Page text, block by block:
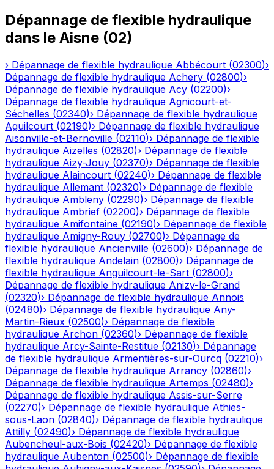
Dépannage de flexible hydraulique
dans le Aisne (02)
› Dépannage de flexible hydraulique Abbécourt (02300)›
Dépannage de flexible hydraulique Achery (02800)›
Dépannage de flexible hydraulique Acy (02200)›
Dépannage de flexible hydraulique Agnicourt-et-
Séchelles (02340)› Dépannage de flexible hydraulique
Aguilcourt (02190)› Dépannage de flexible hydraulique
Aisonville-et-Bernoville (02110)› Dépannage de flexible
hydraulique Aizelles (02820)› Dépannage de flexible
hydraulique Aizy-Jouy (02370)› Dépannage de flexible
hydraulique Alaincourt (02240)› Dépannage de flexible
hydraulique Allemant (02320)› Dépannage de flexible
hydraulique Ambleny (02290)› Dépannage de flexible
hydraulique Ambrief (02200)› Dépannage de flexible
hydraulique Amifontaine (02190)› Dépannage de flexible
hydraulique Amigny-Rouy (02700)› Dépannage de
flexible hydraulique Ancienville (02600)› Dépannage de
flexible hydraulique Andelain (02800)› Dépannage de
flexible hydraulique Anguilcourt-le-Sart (02800)›
Dépannage de flexible hydraulique Anizy-le-Grand
(02320)› Dépannage de flexible hydraulique Annois
(02480)› Dépannage de flexible hydraulique Any-
Martin-Rieux (02500)› Dépannage de flexible
hydraulique Archon (02360)› Dépannage de flexible
hydraulique Arcy-Sainte-Restitue (02130)› Dépannage
de flexible hydraulique Armentières-sur-Ourcq (02210)›
Dépannage de flexible hydraulique Arrancy (02860)›
Dépannage de flexible hydraulique Artemps (02480)›
Dépannage de flexible hydraulique Assis-sur-Serre
(02270)› Dépannage de flexible hydraulique Athies-
sous-Laon (02840)› Dépannage de flexible hydraulique
Attilly (02490)› Dépannage de flexible hydraulique
Aubencheul-aux-Bois (02420)› Dépannage de flexible
hydraulique Aubenton (02500)› Dépannage de flexible